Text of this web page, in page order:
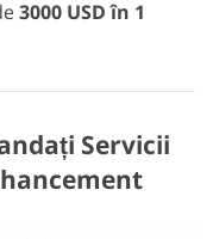
3000 USD în 1
Servicii